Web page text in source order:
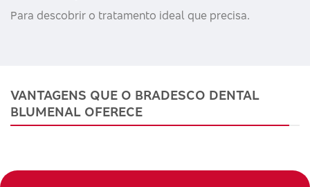
Para descobrir o tratamento ideal que precisa.
VANTAGENS QUE O BRADESCO DENTAL
BLUMENAL OFERECE